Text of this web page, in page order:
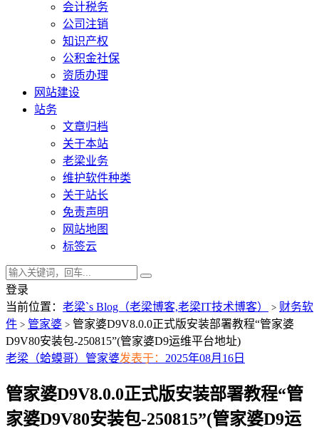
会计税务
公司注销
知识产权
公积金社保
资质办理
网站建设
站务
文章归档
关于本站
老梁业务
维护软件种类
关于站长
免责声明
网站地图
标签云
登录
当前位置： 老梁`s Blog（老梁博客,老梁IT技术博客） > 财务软
件 > 管家婆 > 管家婆D9V8.0.0正式版安装部署教程“管家婆
D9V80安装包-250815”(管家婆D9运维平台地址)
老梁（蛤蟆哥） 管家婆发表于： 2025年08月16日
管家婆D9V8.0.0正式版安装部署教程“管
家婆D9V80安装包-250815”(管家婆D9运